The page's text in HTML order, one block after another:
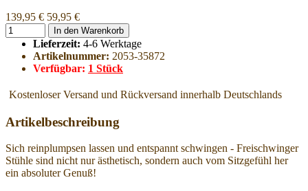
139,95 € 59,95 €
In den Warenkorb
Lieferzeit: 4-6 Werktage
Artikelnummer: 2053-35872
Verfügbar: 1 Stück
Kostenloser Versand und Rückversand innerhalb Deutschlands
Artikelbeschreibung
Sich reinplumpsen lassen und entspannt schwingen - Freischwinger
Stühle sind nicht nur ästhetisch, sondern auch vom Sitzgefühl her
ein absoluter Genuß!